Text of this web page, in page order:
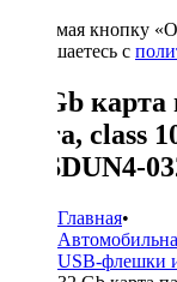
Нажимая кнопку
соглашаетесь с
32 Gb
Ultra, class
SDSDUN4-
Главная•
USB-флешки